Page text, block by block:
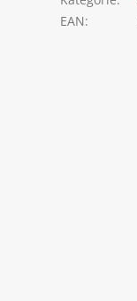
EAN: